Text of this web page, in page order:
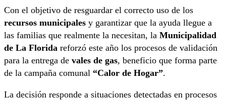
Con el objetivo de resguardar el correcto uso de los
recursos municipales y garantizar que la ayuda llegue a
las familias que realmente la necesitan, la Municipalidad
de La Florida reforzó este año los procesos de validación
para la entrega de vales de gas, beneficio que forma parte
de la campaña comunal “Calor de Hogar”.
La decisión responde a situaciones detectadas en procesos